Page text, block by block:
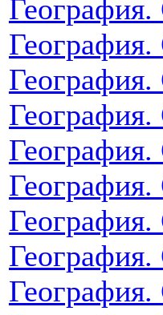
География.
География.